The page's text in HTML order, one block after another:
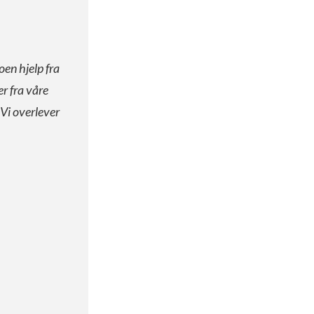
hjelp fra
fra våre
overlever